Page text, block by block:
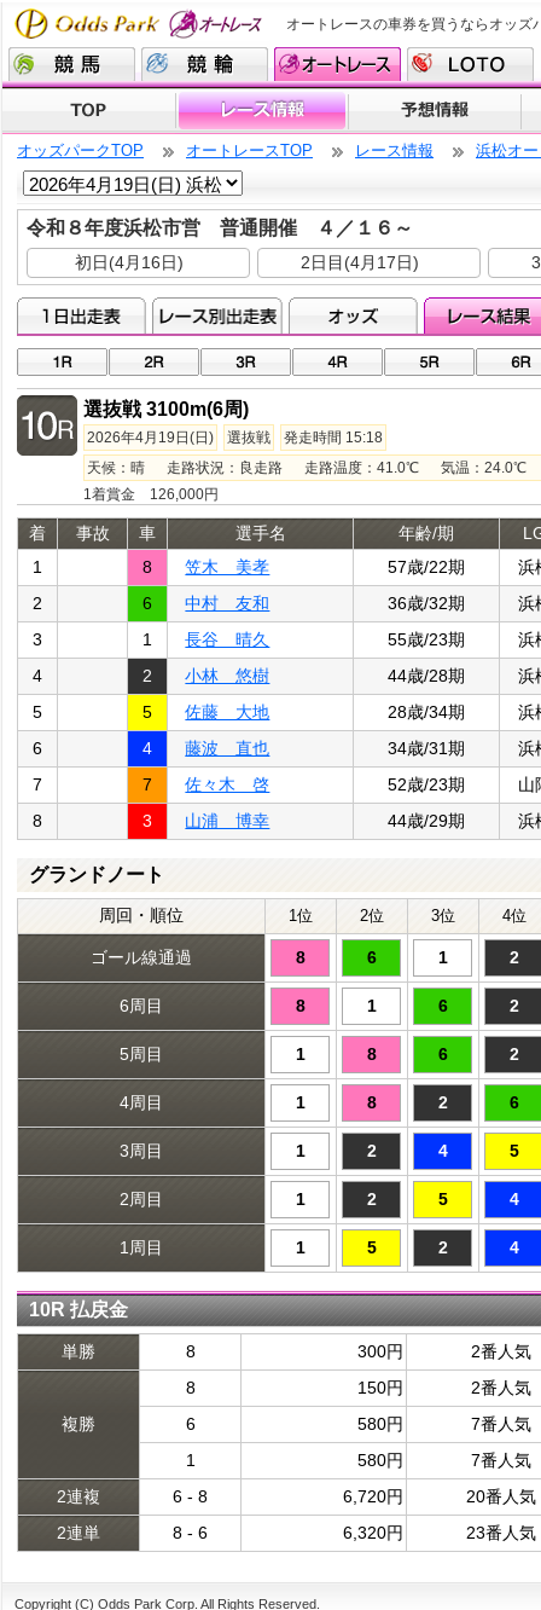
オートレースの車券を買うならオッズ
オッズパークTOP オートレースTOP レース情報 浜松オ
令和８年度浜松市営 普通開催 ４／１６～
初日(4月16日) 2日目(4月17日)
選抜戦 3100m(6周)
2026年4月19日(日) 選抜戦
発走時間 15:18
天候：晴 走路状況：良走路 走路温度：41.0℃ 気温：24.0℃
1着賞金 126,000円
着 事故 車 選手名 年齢/期
1
8 笠木 美孝 57歳/22期
浜
2
6 中村 友和 36歳/32期
浜
3
1 長谷 晴久 55歳/23期
浜
4
2 小林 悠樹 44歳/28期
浜
5
5 佐藤 大地 28歳/34期
浜
6
4 藤波 直也 34歳/31期
浜
7
7 佐々木 啓 52歳/23期
山
8
3 山浦 博幸 44歳/29期 浜
グランドノート
周回・順位 1位 2位 3位 4位
ゴール線通過 8 6 1 2
6周目 8 1 6 2
5周目 1 8 6 2
4周目 1 8 2 6
3周目 1 2 4 5
2周目 1 2 5 4
1周目 1 5 2 4
10R 払戻金
単勝 8 300円 2番人気
複勝
8 150円
2番人気
6
580円
7番人気
1
580円
7番人気
2連複
6 - 8 6,720円
20番人気
2連単
8 - 6 6,320円 23番人気
Copyright (C) Odds Park Corp. All Rights Reserved.